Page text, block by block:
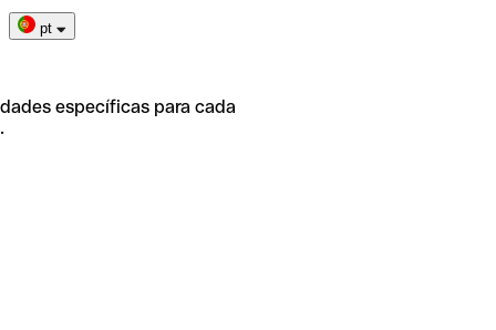
pt
específicas para cada